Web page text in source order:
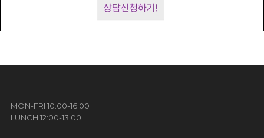
MON-FRI 10:00-16:00
LUNCH 12:00-13:00